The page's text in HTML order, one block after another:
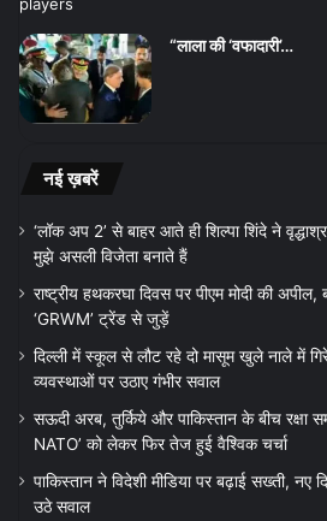
“लाला की ‘वफादारी’…
नई ख़बरें
‘लॉक अप 2’ से बाहर आते ही शिल्पा शिंदे ने
मुझे असली विजेता बनाते हैं
राष्ट्रीय हथकरघा दिवस पर पीएम मोदी की
‘GRWM’ ट्रेंड से जुड़ें
दिल्ली में स्कूल से लौट रहे दो मासूम खुले नाले में
व्यवस्थाओं पर उठाए गंभीर सवाल
सऊदी अरब, तुर्किये और पाकिस्तान के बीच रक्षा
NATO’ को लेकर फिर तेज हुई वैश्विक चर्चा
पाकिस्तान ने विदेशी मीडिया पर बढ़ाई सख्ती, नए
उठे सवाल